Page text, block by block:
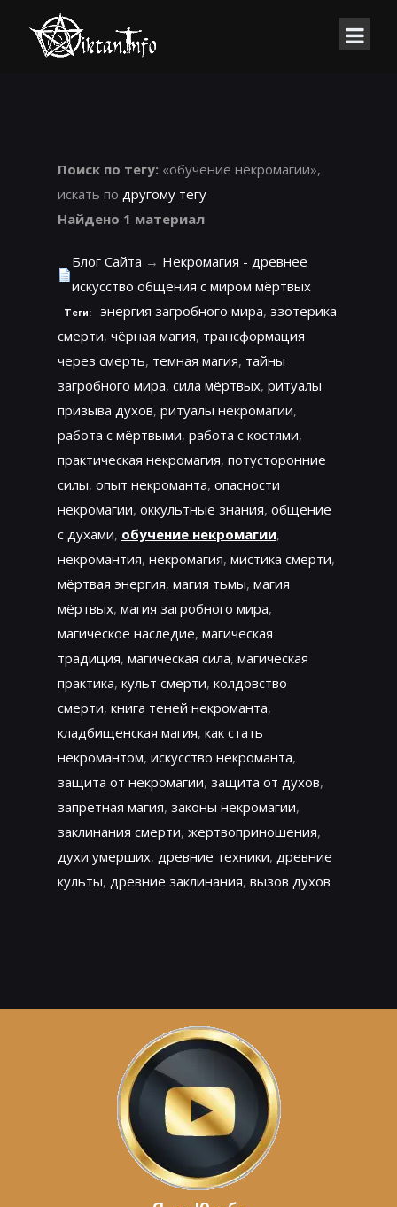
Поиск по тегу: «обучение некромагии»,
искать по другому тегу
Найдено 1 материал
Блог Сайта → Некромагия - древнее
искусство общения с миром мёртвых
Теги: энергия загробного мира, эзотерика
смерти, чёрная магия, трансформация
через смерть, темная магия, тайны
загробного мира, сила мёртвых, ритуалы
призыва духов, ритуалы некромагии,
работа с мёртвыми, работа с костями,
практическая некромагия, потусторонние
силы, опыт некроманта, опасности
некромагии, оккультные знания, общение
с духами, обучение некромагии,
некромантия, некромагия, мистика смерти,
мёртвая энергия, магия тьмы, магия
мёртвых, магия загробного мира,
магическое наследие, магическая
традиция, магическая сила, магическая
практика, культ смерти, колдовство
смерти, книга теней некроманта,
кладбищенская магия, как стать
некромантом, искусство некроманта,
защита от некромагии, защита от духов,
запретная магия, законы некромагии,
заклинания смерти, жертвоприношения,
духи умерших, древние техники, древние
культы, древние заклинания, вызов духов